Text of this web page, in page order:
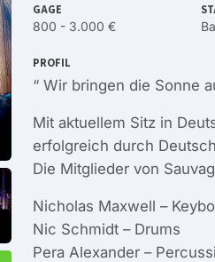
GAGE
800 - 3.000 €
PROFIL
“ Wir bringen die Sonne
Mit aktuellem Sitz in
erfolgreich durch
Die Mitglieder von
Nicholas Maxwell –
Nic Schmidt – Drums
Pera Alexander –